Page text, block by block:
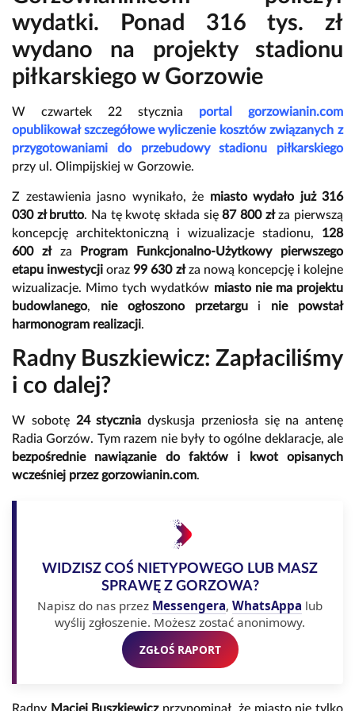
wydatki. Ponad 316 tys. zł
wydano na projekty stadionu
piłkarskiego w Gorzowie
W czwartek 22 stycznia portal gorzowianin.com
opublikował szczegółowe wyliczenie kosztów związanych z
przygotowaniami do przebudowy stadionu piłkarskiego
przy ul. Olimpijskiej w Gorzowie.
Z zestawienia jasno wynikało, że miasto wydało już 316
030 zł brutto. Na tę kwotę składa się87 800 złza pierwszą
koncepcję architektoniczną i wizualizacje stadionu, 128
600 złza
Program Funkcjonalno-Użytkowy pierwszego
etapu inwestycji oraz99 630 złza nową koncepcję i kolejne
wizualizacje. Mimo tych wydatków miasto nie ma projektu
budowlanego, nie ogłoszono przetargui nie powstał
harmonogram realizacji.
Radny Buszkiewicz: Zapłaciliśmy
i co dalej?
W sobotę 24 stycznia dyskusja przeniosła się na antenę
Radia Gorzów. Tym razem nie były to ogólne deklaracje, ale
bezpośrednie nawiązanie do faktów i kwot opisanych
wcześniej przez gorzowianin.com.
WIDZISZ COŚ NIETYPOWEGO LUB MASZ
SPRAWĘ Z GORZOWA?
Napisz do nas przez Messengera, WhatsAppa lub
wyślij zgłoszenie. Możesz zostać anonimowy.
ZGŁOŚ RAPORT